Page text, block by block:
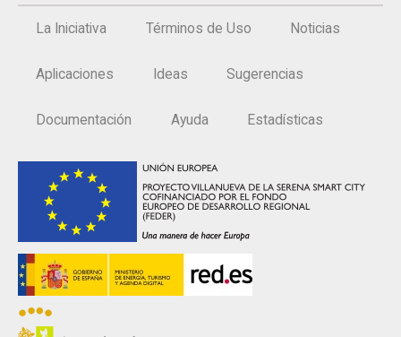
La Iniciativa Términos de Uso Noticias
Aplicaciones Ideas Sugerencias
Documentación Ayuda Estadísticas